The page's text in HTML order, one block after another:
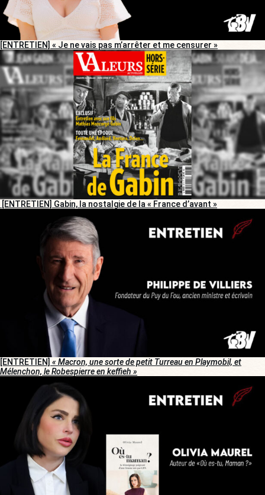
[ENTRETIEN] « Je ne vais pas m’arrêter et me censurer »
[ENTRETIEN] Gabin, la nostalgie de la « France d’avant »
[ENTRETIEN] « Macron, une sorte de petit Turreau en Playmobil, et
Mélenchon, le Robespierre en keffieh »